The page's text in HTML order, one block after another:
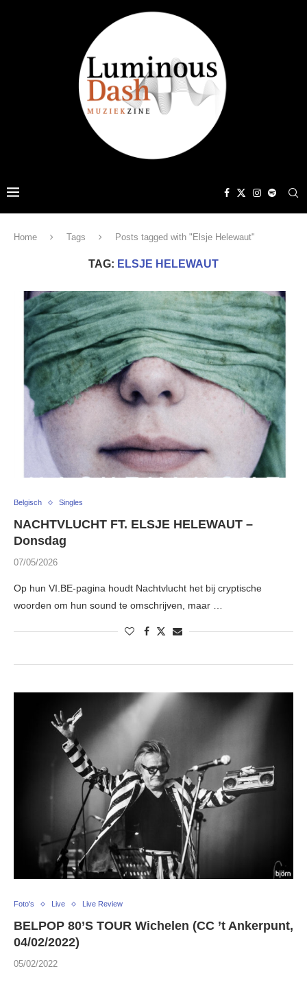
Home Tags Posts tagged with "Elsje Helewaut"
TAG: ELSJE HELEWAUT
Belgisch Singles
NACHTVLUCHT FT. ELSJE HELEWAUT –
Donsdag
07/05/2026
Op hun VI.BE-pagina houdt Nachtvlucht het bij cryptische
woorden om hun sound te omschrijven, maar …
Foto's Live Live Review
BELPOP 80’S TOUR Wichelen (CC ’t Ankerpunt,
04/02/2022)
05/02/2022